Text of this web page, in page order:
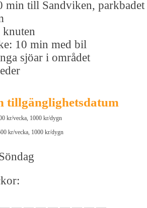
min till Sandviken, parkbadet
10 min med bil
sjöar i området
tillgänglighetsdatum
kr/vecka, 1000 kr/dygn
kr/vecka, 1000 kr/dygn